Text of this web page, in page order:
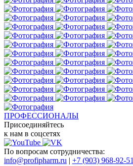
ПРОФЕССИОНАЛЫ
Присоединяйтесь
к нам в соцсетях
По вопросам сотрудничества:
info@profipharm.ru | +7 (903) 968-92-51